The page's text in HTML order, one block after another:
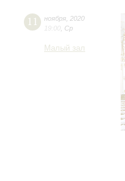
11 ноября 2020
19:00 Ср
Малый зал